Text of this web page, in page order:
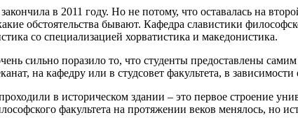
в 2011 году. Но не потому, что оставалась на
обстоятельства бывают. Кафедра славистики
со специализацией хорватистика и македонистика.
сильно поразило то, что студенты предоставлены
на кафедру или в студсовет факультета, в
в историческом здании – это первое строение
факультета на протяжении веков менялось, но